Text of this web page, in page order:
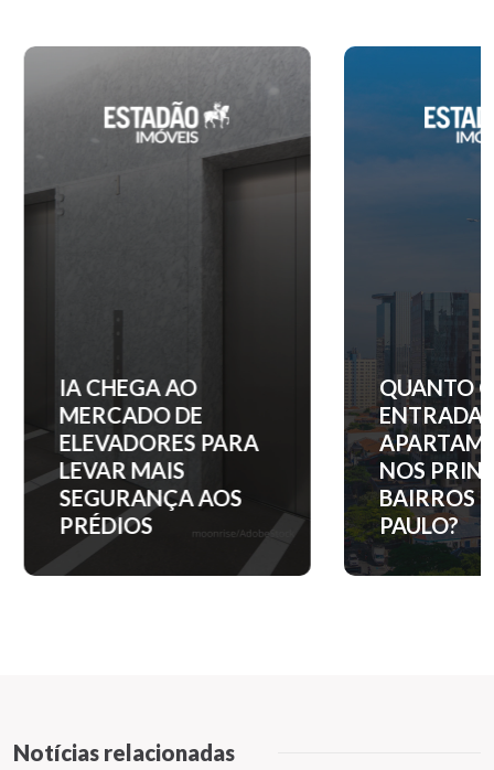
IA CHEGA AO
MERCADO DE
ELEVADORES PARA
LEVAR MAIS
SEGURANÇA AOS
PRÉDIOS
QUANTO
ENTRADA
NOS
BAIRROS
PAULO?
Notícias relacionadas